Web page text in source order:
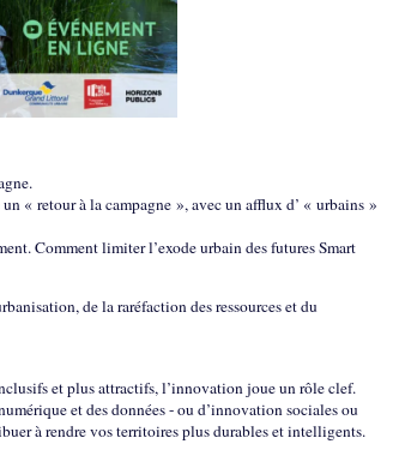
« retour à la campagne », avec un afflux d’ « urbains »
Comment limiter l’exode urbain des futures Smart
de la raréfaction des ressources et du
et plus attractifs, l’innovation joue un rôle clef.
et des données - ou d’innovation sociales ou
à rendre vos territoires plus durables et intelligents.